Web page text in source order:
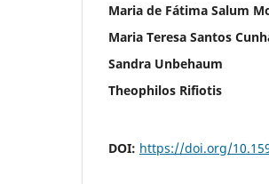
Maria de Fátima Salum
Maria Teresa Santos
Sandra Unbehaum
Theophilos Rifiotis
DOI: https://doi.org/